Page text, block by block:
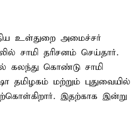
உள்துறை அமைச்சர்
சாமி தரிசனம் செய்தார்.
கலந்து கொண்டு சாமி
மற்றும் புதுவையில்
இதற்காக இன்று